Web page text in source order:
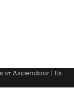
отAscendoor| На